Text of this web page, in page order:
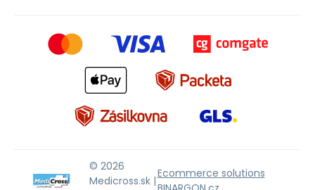
© 2026
Medicross.sk |
Ecommerce solutions